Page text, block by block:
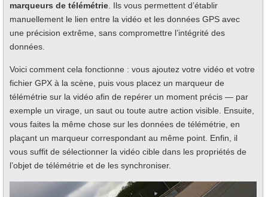
marqueurs de télémétrie . Ils vous permettent d’établir
manuellement le lien entre la vidéo et les données GPS avec
une précision extrême, sans compromettre l’intégrité des
données.
Voici comment cela fonctionne : vous ajoutez votre vidéo et votre
fichier GPX à la scène, puis vous placez un marqueur de
télémétrie sur la vidéo afin de repérer un moment précis — par
exemple un virage, un saut ou toute autre action visible. Ensuite,
vous faites la même chose sur les données de télémétrie, en
plaçant un marqueur correspondant au même point. Enfin, il
vous suffit de sélectionner la vidéo cible dans les propriétés de
l’objet de télémétrie et de les synchroniser.